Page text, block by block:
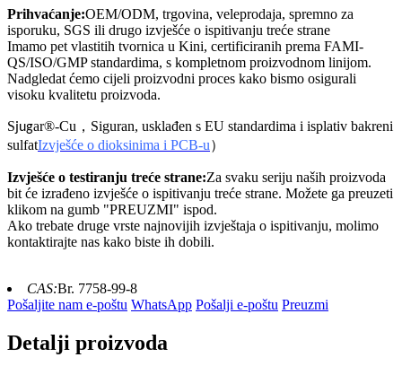
Prihvaćanje:OEM/ODM, trgovina, veleprodaja, spremno za
isporuku, SGS ili drugo izvješće o ispitivanju treće strane
Imamo pet vlastitih tvornica u Kini, certificiranih prema FAMI-
QS/ISO/GMP standardima, s kompletnom proizvodnom linijom.
Nadgledat ćemo cijeli proizvodni proces kako bismo osigurali
visoku kvalitetu proizvoda.
Sjugar®-Cu ， Siguran, usklađen s EU standardima i isplativ bakreni
sulfatIzvješće o dioksinima i PCB-u）
Izvješće o testiranju treće strane:Za svaku seriju naših proizvoda
bit će izrađeno izvješće o ispitivanju treće strane. Možete ga preuzeti
klikom na gumb "PREUZMI" ispod.
Ako trebate druge vrste najnovijih izvještaja o ispitivanju, molimo
kontaktirajte nas kako biste ih dobili.
CAS:Br. 7758-99-8
Pošaljite nam e-poštu WhatsApp Pošalji e-poštu Preuzmi
Detalji proizvoda